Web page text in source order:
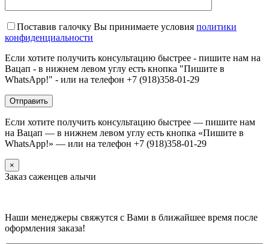
Поставив галочку Вы принимаете условия политики
конфиденциальности
Если хотите получить консультацию быстрее - пишите нам на
Вацап - в нижнем левом углу есть кнопка "Пишите в
WhatsApp!" - или на телефон +7 (918)358-01-29
Если хотите получить консультацию быстрее — пишите нам
на Вацап — в нижнем левом углу есть кнопка «Пишите в
WhatsApp!» — или на телефон +7 (918)358-01-29
×
Заказ саженцев алычи
Наши менеджеры свяжутся с Вами в ближайшее время после
оформления заказа!